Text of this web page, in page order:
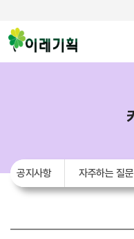
공지사항 자주하는 질문